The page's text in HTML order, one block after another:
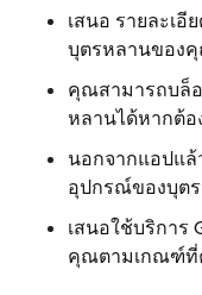
เสนอ รายละเอี
บุตรหลานของ
คุณสามารถบล็
หลานได้หากต้อ
นอกจากแอปแ
อุปกรณ์ของบุต
เสนอใช้บริการ
คุณตามเกณฑ์